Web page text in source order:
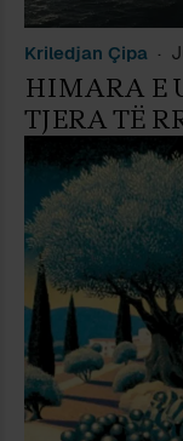
Kriledjan Çipa
HIMARA E
TJERA TË